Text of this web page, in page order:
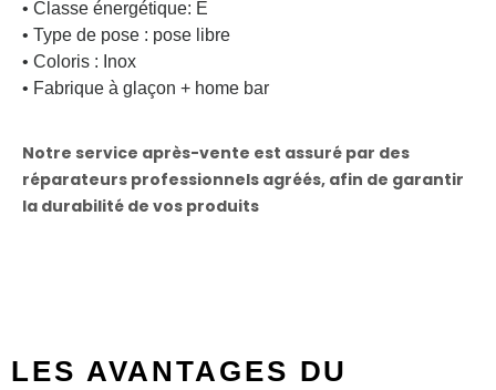
• Classe énergétique: E
• Type de pose : pose libre
• Coloris : Inox
• Fabrique à glaçon + home bar
Notre service après-vente est assuré par des
réparateurs professionnels agréés, afin de garantir
la durabilité de vos produits
LES AVANTAGES DU